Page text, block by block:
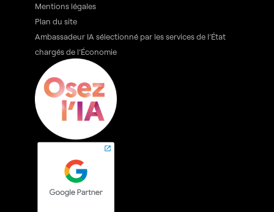
Mentions légales
Plan du site
Ambassadeur IA sélectionné par les services de l’État
chargés de l’Économie